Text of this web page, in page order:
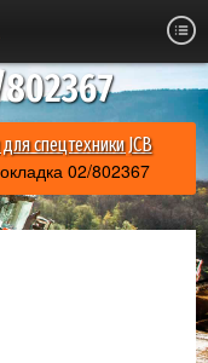
спецтехники JCB
02/802367